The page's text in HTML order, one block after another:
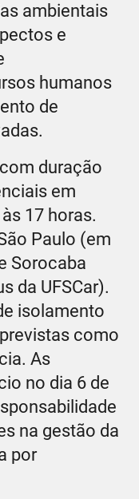
ambientais
e
humanos
de
duração
em
17 horas.
Paulo (em
Sorocaba
da UFSCar).
isolamento
como
As
no dia 6 de
na gestão da
por